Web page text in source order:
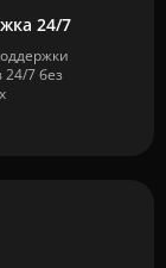
24/7
24/7 без